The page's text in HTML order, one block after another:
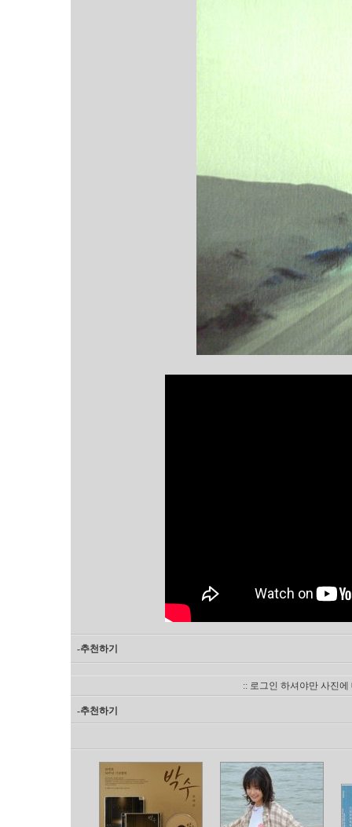
-추천하기
:: 로그인 하셔야만 사진
-추천하기